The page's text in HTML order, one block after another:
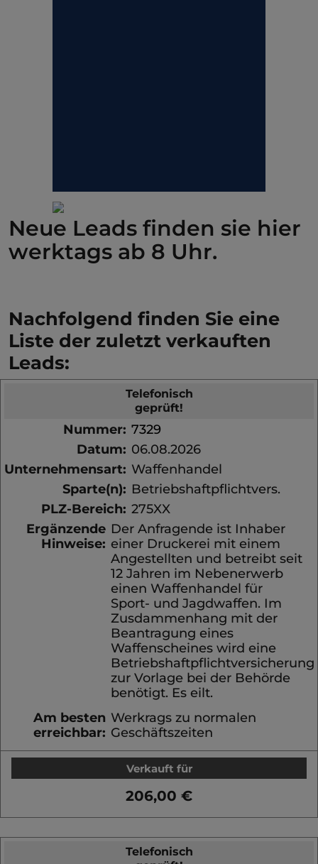
Neue Leads finden sie hier
werktags ab 8 Uhr.
Nachfolgend finden Sie eine
Liste der zuletzt verkauften
Leads:
Telefonisch
geprüft!
Nummer: 7329
Datum: 06.08.2026
Unternehmensart: Waffenhandel
Sparte(n): Betriebshaftpflichtvers.
PLZ-Bereich: 275XX
Ergänzende
Hinweise:
Der Anfragende ist Inhaber
einer Druckerei mit einem
Angestellten und betreibt seit
12 Jahren im Nebenerwerb
einen Waffenhandel für
Sport- und Jagdwaffen. Im
Zusdammenhang mit der
Beantragung eines
Waffenscheines wird eine
Betriebshaftpflichtversicherung
zur Vorlage bei der Behörde
benötigt. Es eilt.
Am besten
erreichbar:
Werkrags zu normalen
Geschäftszeiten
Verkauft für
206,00 €
Telefonisch